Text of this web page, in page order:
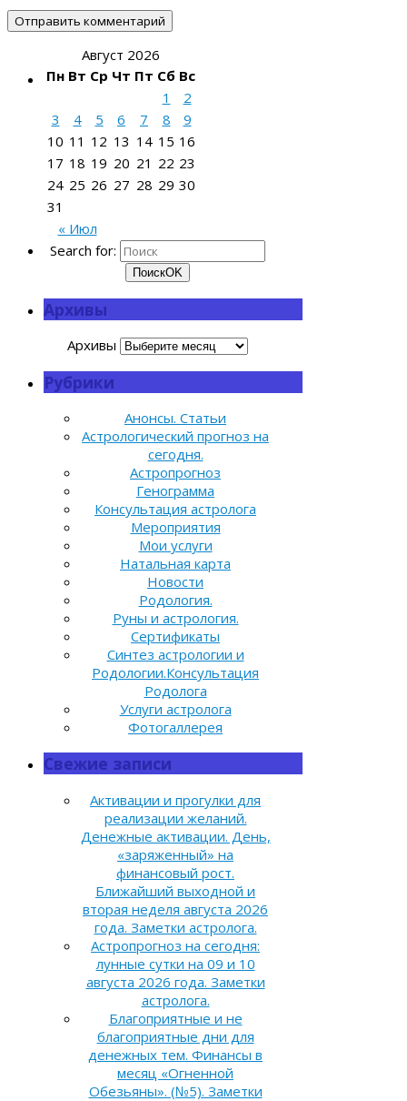
Август 2026
Пн Вт Ср Чт Пт Сб Вс
« Июл
1
2
3
4 5 6 7 8
9
10 11 12 13 14 15 16
17 18 19 20 21 22 23
24 25 26 27 28 29 30
31
Search for:
ПоискOK
Архивы
Архивы
Рубрики
Анонсы. Статьи
Астрологический прогноз на
сегодня.
Астропрогноз
Генограмма
Консультация астролога
Мероприятия
Мои услуги
Натальная карта
Новости
Родология.
Руны и астрология.
Сертификаты
Синтез астрологии и
Родологии.Консультация
Родолога
Услуги астролога
Фотогаллерея
Свежие записи
Активации и прогулки для
реализации желаний.
Денежные активации. День,
«заряженный» на
финансовый рост.
Ближайший выходной и
вторая неделя августа 2026
года. Заметки астролога.
Астропрогноз на сегодня:
лунные сутки на 09 и 10
августа 2026 года. Заметки
астролога.
Благоприятные и не
благоприятные дни для
денежных тем. Финансы в
месяц «Огненной
Обезьяны». (№5). Заметки